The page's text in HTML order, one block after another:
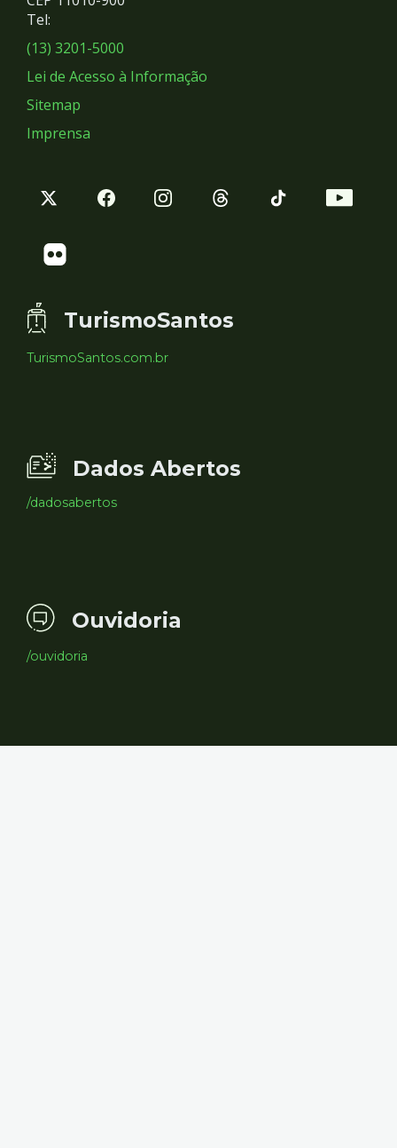
Sociais
Tel:
(13) 3201-5000
Lei de Acesso à Informação
Sitemap
Imprensa
TurismoSantos
TurismoSantos.com.br
Dados Abertos
/dadosabertos
Ouvidoria
/ouvidoria